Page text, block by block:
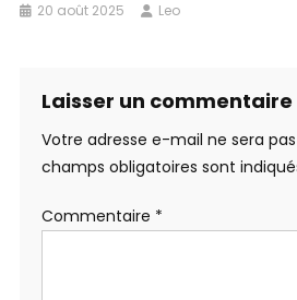
20 août 2025 Leo
Laisser un commentaire
Votre adresse e-mail ne sera
champs obligatoires sont
Commentaire *